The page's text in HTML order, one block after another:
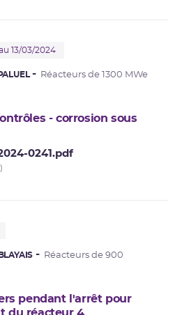
13/03/2024
Réacteurs de 1300 MWe
- corrosion sous
0241.pdf
Réacteurs de 900
pendant l'arrêt pour